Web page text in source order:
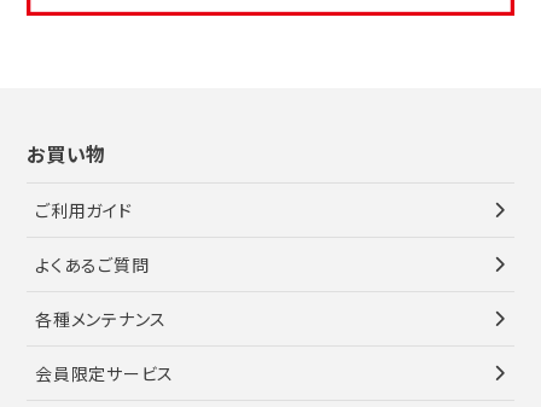
お買い物
ご利用ガイド
よくあるご質問
各種メンテナンス
会員限定サービス